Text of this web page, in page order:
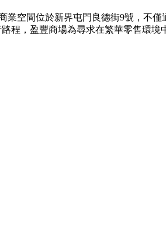
業空間位於新界屯門良德街9號，不
程，盈豐商場為尋求在繁華零售環